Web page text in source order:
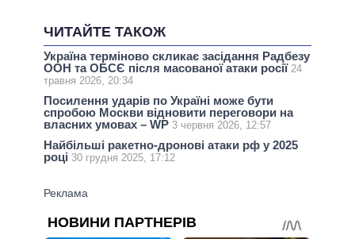
ЧИТАЙТЕ ТАКОЖ
Україна терміново скликає засідання Радбезу
ООН та ОБСЄ після масованої атаки росії 24
травня 2026, 20:34
Посилення ударів по Україні може бути
спробою Москви відновити переговори на
власних умовах – WP 3 червня 2026, 12:57
Найбільші ракетно-дронові атаки рф у 2025
році 30 грудня 2025, 17:12